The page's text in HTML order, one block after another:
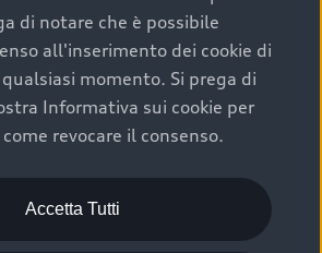
e sicure.
in una Concessionaria ufficiale
garantito tramite Audi Prima
affidarsi ad un prodotto che viene
approfonditi e coperto da
per una maggiore tutela del tuo
di notare che è possibile
all'inserimento dei cookie di
momento. Si prega di
Informativa sui cookie per
revocare il consenso.
Accetta Tutti